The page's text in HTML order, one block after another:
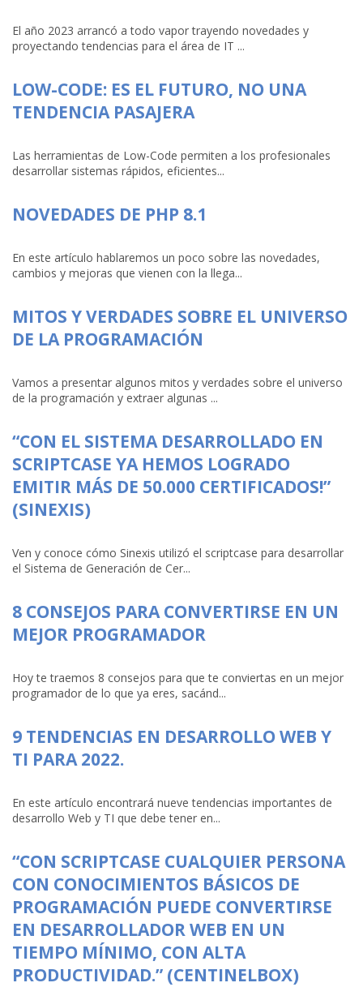
El año 2023 arrancó a todo vapor trayendo novedades y
proyectando tendencias para el área de IT ...
LOW-CODE: ES EL FUTURO, NO UNA
TENDENCIA PASAJERA
Las herramientas de Low-Code permiten a los profesionales
desarrollar sistemas rápidos, eficientes...
NOVEDADES DE PHP 8.1
En este artículo hablaremos un poco sobre las novedades,
cambios y mejoras que vienen con la llega...
MITOS Y VERDADES SOBRE EL UNIVERSO
DE LA PROGRAMACIÓN
Vamos a presentar algunos mitos y verdades sobre el universo
de la programación y extraer algunas ...
“CON EL SISTEMA DESARROLLADO EN
SCRIPTCASE YA HEMOS LOGRADO
EMITIR MÁS DE 50.000 CERTIFICADOS!”
(SINEXIS)
Ven y conoce cómo Sinexis utilizó el scriptcase para desarrollar
el Sistema de Generación de Cer...
8 CONSEJOS PARA CONVERTIRSE EN UN
MEJOR PROGRAMADOR
Hoy te traemos 8 consejos para que te conviertas en un mejor
programador de lo que ya eres, sacánd...
9 TENDENCIAS EN DESARROLLO WEB Y
TI PARA 2022.
En este artículo encontrará nueve tendencias importantes de
desarrollo Web y TI que debe tener en...
“CON SCRIPTCASE CUALQUIER PERSONA
CON CONOCIMIENTOS BÁSICOS DE
PROGRAMACIÓN PUEDE CONVERTIRSE
EN DESARROLLADOR WEB EN UN
TIEMPO MÍNIMO, CON ALTA
PRODUCTIVIDAD.” (CENTINELBOX)